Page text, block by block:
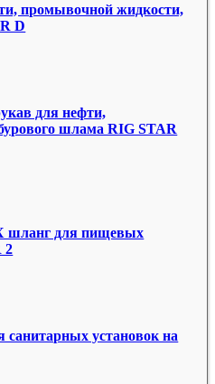
промывочной жидкости,
D
для нефти,
шлама RIG STAR
шланг для пищевых
2
установок на